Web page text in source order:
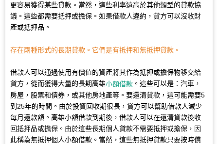
更容易獲得某些貸款。當然，這些利率遠高於其他類型的貸款協
議。這些都需要抵押或擔保。如果借款人違約，貸方可以沒收財
產或抵押品。
存在兩種形式的長期貸款。它們是有抵押和無抵押貸款。
借款人可以通過使用有價值的資產將其作為抵押或擔保物移交給
貸方，從而獲得大量的長期高雄小額借款 。這些可以是：汽車，
房屋，股票和債券，或其他房地產等。要還清貸款，這可能需要5
到25年的時間。由於投資回收期很長，貸方可以幫助借款人減少
每月還款額。高雄小額借款到期後，借款人可以在還清貸款後收
回抵押品或擔保。由於這些長期個人貸款不需要抵押或擔保，因
此稱為無抵押個人小額借款。當然，這些無抵押貸款只要按時償